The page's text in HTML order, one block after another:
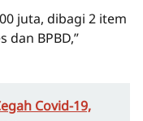
juta, dibagi 2 item
dan BPBD,”
Covid-19,